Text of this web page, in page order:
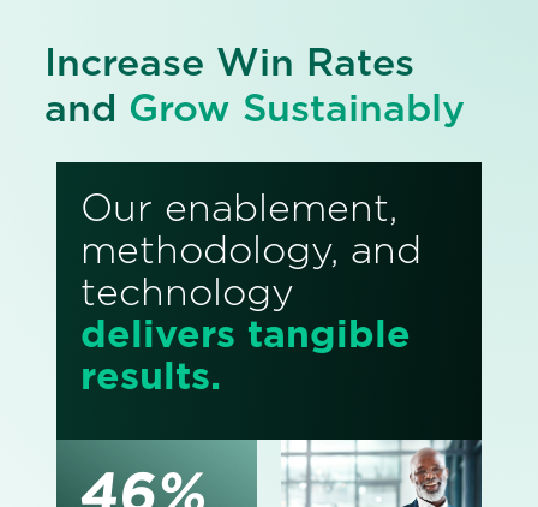
Increase Win Rates
and Grow Sustainably
Our enablement,
methodology, and
technology
delivers tangible
results.
46%